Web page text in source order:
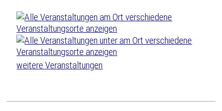
weitere Veranstaltungen